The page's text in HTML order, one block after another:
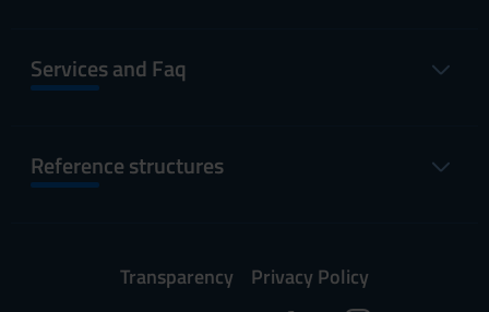
Services and Faq
Reference structures
Transparency
Privacy Policy